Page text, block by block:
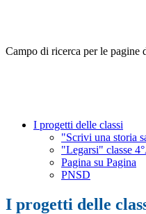
Campo di ricerca per le pagine
I progetti delle classi
"Scrivi una storia
"Legarsi" classe
Pagina su Pagina
PNSD
I progetti delle